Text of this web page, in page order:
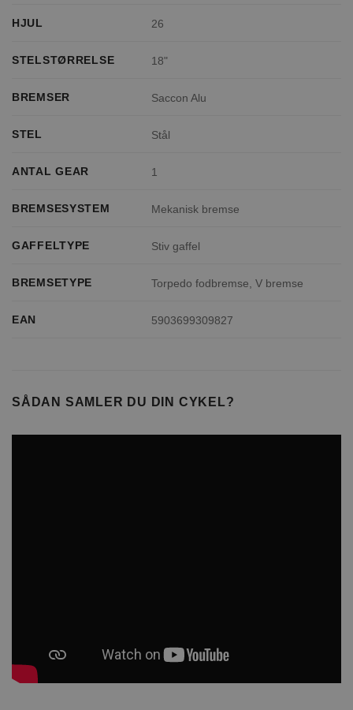
HJUL 26
STELSTØRRELSE 18"
BREMSER Saccon Alu
STEL Stål
ANTAL GEAR 1
BREMSESYSTEM Mekanisk bremse
GAFFELTYPE Stiv gaffel
BREMSETYPE Torpedo fodbremse, V bremse
EAN 5903699309827
SÅDAN SAMLER DU DIN CYKEL?